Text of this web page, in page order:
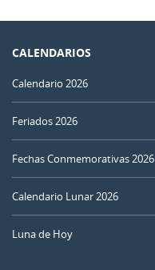
CALENDARIOS
Calendario 2026
Feriados 2026
Fechas Conmemorativas 2026
Calendario Lunar 2026
Luna de Hoy